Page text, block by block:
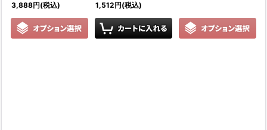
3,888円(税込) 1,512円(税込)